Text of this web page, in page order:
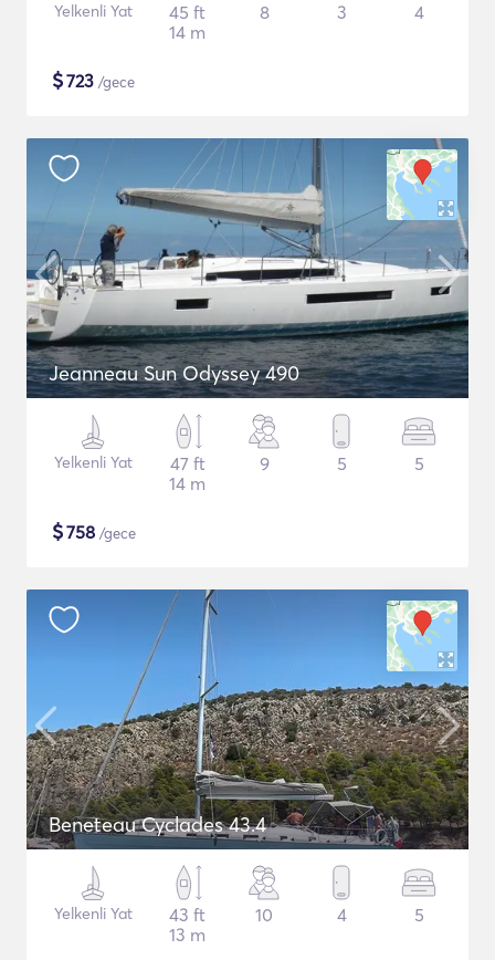
Yelkenli Yat
45 ft
14 m
8 3 4
$723 /gece
Jeanneau Sun Odyssey 490
Yelkenli Yat
47 ft
14 m
9 5 5
$758 /gece
Beneteau Cyclades 43.4
Yelkenli Yat
43 ft
13 m
10 4 5